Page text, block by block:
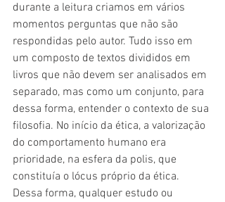
durante a leitura criamos em vários
momentos perguntas que não são
respondidas pelo autor. Tudo isso em
um composto de textos divididos em
livros que não devem ser analisados em
separado, mas como um conjunto, para
dessa forma, entender o contexto de sua
filosofia. No início da ética, a valorização
do comportamento humano era
prioridade, na esfera da polis, que
constituía o lócus próprio da ética.
Dessa forma, qualquer estudo ou